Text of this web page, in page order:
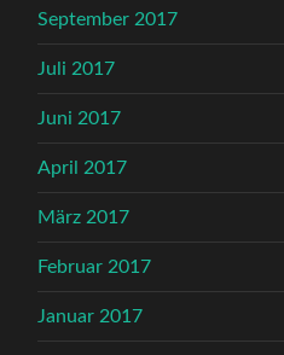
September 2017
Juli 2017
Juni 2017
April 2017
März 2017
Februar 2017
Januar 2017